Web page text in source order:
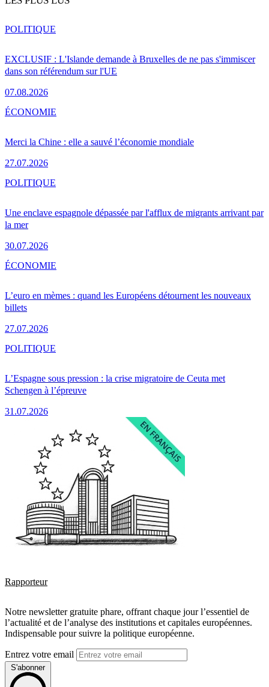
EXCLUSIF : L'Islande demande à Bruxelles de ne pas s'immiscer
dans son référendum sur l'UE
07.08.2026
POLITIQUE
Merci la Chine : elle a sauvé l’économie mondiale
27.07.2026
ÉCONOMIE
Une enclave espagnole dépassée par l'afflux de migrants arrivant par
la mer
30.07.2026
POLITIQUE
L’euro en mèmes : quand les Européens détournent les nouveaux
billets
27.07.2026
ÉCONOMIE
L’Espagne sous pression : la crise migratoire de Ceuta met
Schengen à l’épreuve
31.07.2026
POLITIQUE
Rapporteur
Notre newsletter gratuite phare, offrant chaque jour l’essentiel de
l’actualité et de l’analyse des institutions et capitales européennes.
Indispensable pour suivre la politique européenne.
Entrez votre email
S'abonner